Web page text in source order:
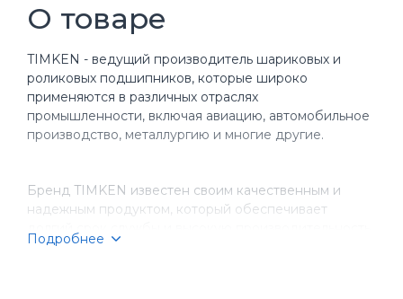
О товаре
TIMKEN - ведущий производитель шариковых и
роликовых подшипников, которые широко
применяются в различных отраслях
промышленности, включая авиацию, автомобильное
производство, металлургию и многие другие.
Бренд TIMKEN известен своим качественным и
надежным продуктом, который обеспечивает
оборудования. Компания имеет более чем
Подробнее